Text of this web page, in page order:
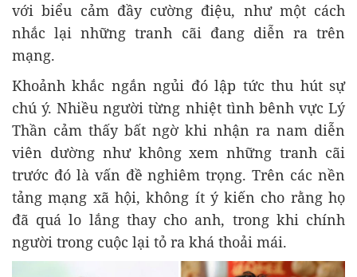
với biểu cảm đầy cường điệu, như một cách
nhắc lại những tranh cãi đang diễn ra trên
mạng.
Khoảnh khắc ngắn ngủi đó lập tức thu hút sự
chú ý. Nhiều người từng nhiệt tình bênh vực Lý
Thần cảm thấy bất ngờ khi nhận ra nam diễn
viên dường như không xem những tranh cãi
trước đó là vấn đề nghiêm trọng. Trên các nền
tảng mạng xã hội, không ít ý kiến cho rằng họ
đã quá lo lắng thay cho anh, trong khi chính
người trong cuộc lại tỏ ra khá thoải mái.